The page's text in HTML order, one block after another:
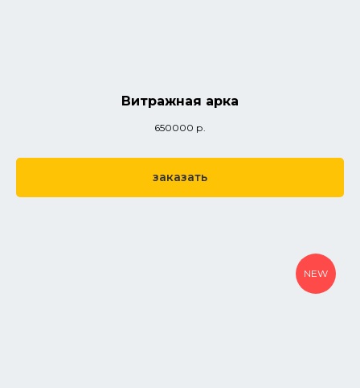
Витражная арка
650000 р.
заказать
NEW